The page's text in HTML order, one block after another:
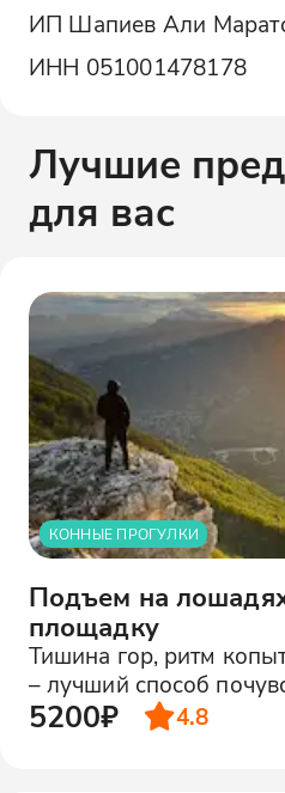
ИП Шапиев Али
ИНН 051001478178
Лучшие
для вас
КОННЫЕ ПРОГУЛКИ
Подъем на
площадку
Тишина гор, ритм
– лучший способ
5200₽ 4.8